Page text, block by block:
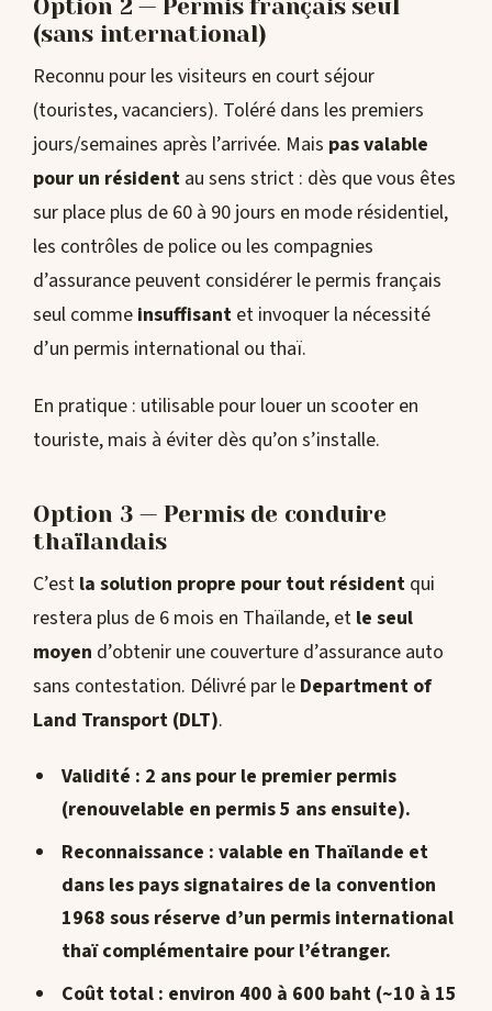
Option 2 — Permis français seul
(sans international)
Reconnu pour les visiteurs en court séjour
(touristes, vacanciers). Toléré dans les premiers
jours/semaines après l’arrivée. Mais pas valable
pour un résident au sens strict : dès que vous êtes
sur place plus de 60 à 90 jours en mode résidentiel,
les contrôles de police ou les compagnies
d’assurance peuvent considérer le permis français
seul comme insuffisant et invoquer la nécessité
d’un permis international ou thaï.
En pratique : utilisable pour louer un scooter en
touriste, mais à éviter dès qu’on s’installe.
Option 3 — Permis de conduire
thaïlandais
C’est la solution propre pour tout résident qui
restera plus de 6 mois en Thaïlande, et le seul
moyen d’obtenir une couverture d’assurance auto
sans contestation. Délivré par le Department of
Land Transport (DLT).
Validité : 2 ans pour le premier permis
(renouvelable en permis 5 ans ensuite).
Reconnaissance : valable en Thaïlande et
dans les pays signataires de la convention
1968 sous réserve d’un permis international
thaï complémentaire pour l’étranger.
Coût total: environ 400 à 600 baht(~10 à 15